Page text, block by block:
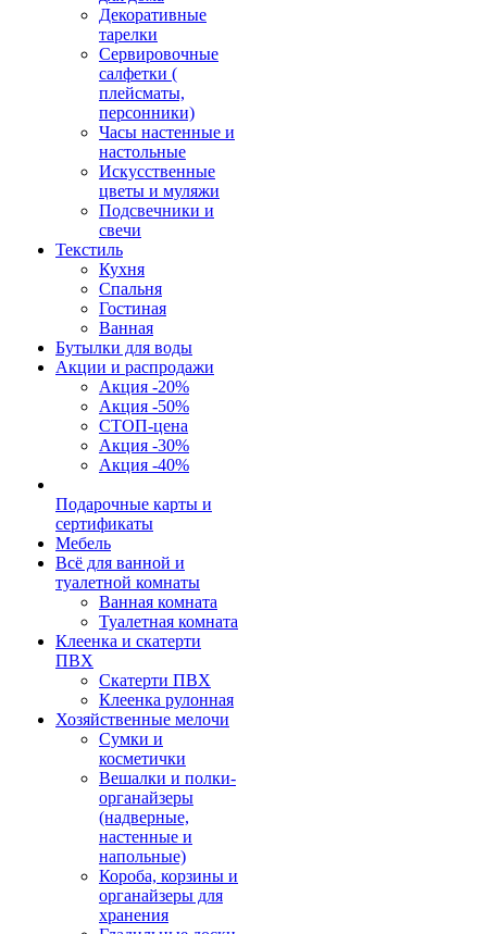
Декоративные
тарелки
Сервировочные
салфетки (
плейсматы,
персонники)
Часы настенные и
настольные
Искусственные
цветы и муляжи
Подсвечники и
свечи
Текстиль
Кухня
Спальня
Гостиная
Ванная
Бутылки для воды
Акции и распродажи
Акция -20%
Акция -50%
СТОП-цена
Акция -30%
Акция -40%
Подарочные карты и
сертификаты
Мебель
Всё для ванной и
туалетной комнаты
Ванная комната
Туалетная комната
Клеенка и скатерти
ПВХ
Скатерти ПВХ
Клеенка рулонная
Хозяйственные мелочи
Сумки и
косметички
Вешалки и полки-
органайзеры
(надверные,
настенные и
напольные)
Короба, корзины и
органайзеры для
хранения